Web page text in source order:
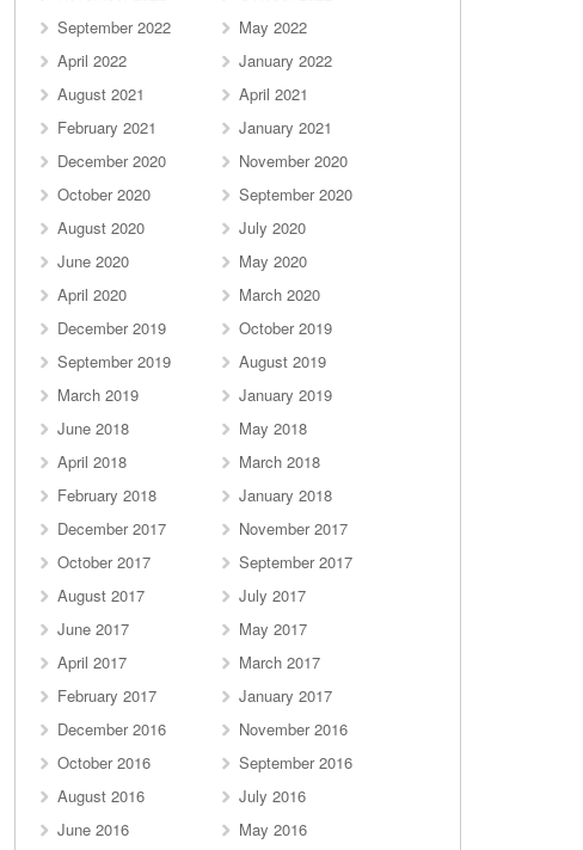
September 2022
May 2022
April 2022
January 2022
August 2021
April 2021
February 2021
January 2021
December 2020
November 2020
October 2020
September 2020
August 2020
July 2020
June 2020
May 2020
April 2020
March 2020
December 2019
October 2019
September 2019
August 2019
March 2019
January 2019
June 2018
May 2018
April 2018
March 2018
February 2018
January 2018
December 2017
November 2017
October 2017
September 2017
August 2017
July 2017
June 2017
May 2017
April 2017
March 2017
February 2017
January 2017
December 2016
November 2016
October 2016
September 2016
August 2016
July 2016
June 2016
May 2016